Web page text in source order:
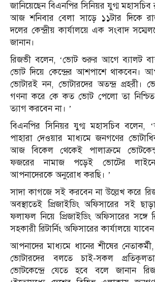
জানিয়েছেন বিএনপির সিনিয়র যুগ্ম
আজ শনিবার বেলা সাড়ে ১১টার দিকে
দলের কেন্দ্রীয় কার্যালয়ে এক সংবাদ
জানান।
রিজভী বলেন, ‘ভোট শুরুর আগে ব্যালট
ভোট দিয়ে কেন্দ্রের আশপাশে থাকবেন।
ভোটারই নন, ভোটারদের অতন্দ্র প্রহরী।
গণনা করে কে কত ভোট পেলো তা নিশ্চিত
ত্যাগ করবেন না। ’
বিএনপির সিনিয়র যুগ্ম মহাসচিব বলেন,
পাহারা দেওয়ার মাধ্যমে জনগণের
আজ বিকেল থেকেই পালাক্রমে
ফজরের নামাজ পড়েই ভোটের
আপনাদেরকে অনুরোধ করছি। ’
সাদা কাগজে সই করবেন না উল্লেখ করে
অবস্থাতেই প্রিজাইডিং অফিসারের সই
ফলাফল নিয়ে প্রিজাইডিং অফিসারের সঙ্গে
সহকারী রিটার্নিং অফিসারের কার্যালয়ে
আপনাদের মাধ্যমে ধানের শীষের
ভোটারদের বলতে চাই-সকল
ভোটকেন্দ্রে যেতে হবে বলে জানান